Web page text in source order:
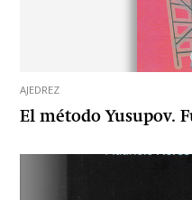
AJEDREZ
El método Yusupov.